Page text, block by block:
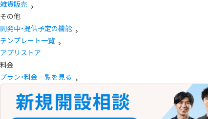
雑貨販売
その他
開発中・提供予定の機能
テンプレート一覧
アプリストア
料金
プラン・料金一覧を見る